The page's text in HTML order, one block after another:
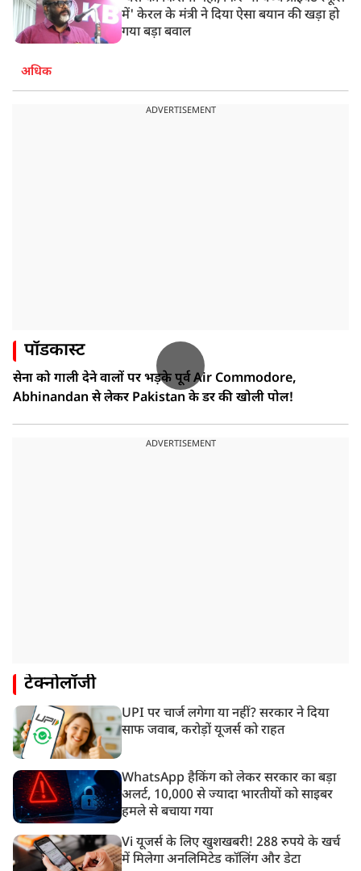
में' केरल के मंत्री ने दिया ऐसा बयान की खड़ा हो
गया बड़ा बवाल
अधिक
ADVERTISEMENT
पॉडकास्ट
सेना को गाली देने वालों पर भड़के पूर्व Air Commodore,
Abhinandan से लेकर Pakistan के डर की खोली पोल!
ADVERTISEMENT
टेक्नोलॉजी
UPI पर चार्ज लगेगा या नहीं? सरकार ने दिया
साफ जवाब, करोड़ों यूजर्स को राहत
WhatsApp हैकिंग को लेकर सरकार का बड़ा
अलर्ट, 10,000 से ज्यादा भारतीयों को साइबर
हमले से बचाया गया
Vi यूजर्स के लिए खुशखबरी! 288 रुपये के खर्च
में मिलेगा अनलिमिटेड कॉलिंग और डेटा